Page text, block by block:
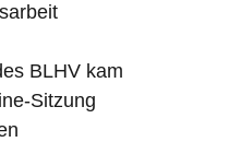
BLHV kam
Sitzung